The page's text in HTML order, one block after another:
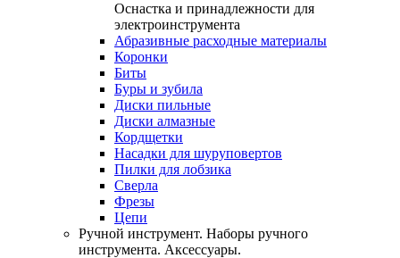
Оснастка и принадлежности для
электроинструмента
Абразивные расходные материалы
Коронки
Биты
Буры и зубила
Диски пильные
Диски алмазные
Кордщетки
Насадки для шуруповертов
Пилки для лобзика
Сверла
Фрезы
Цепи
Ручной инструмент. Наборы ручного
инструмента. Аксессуары.